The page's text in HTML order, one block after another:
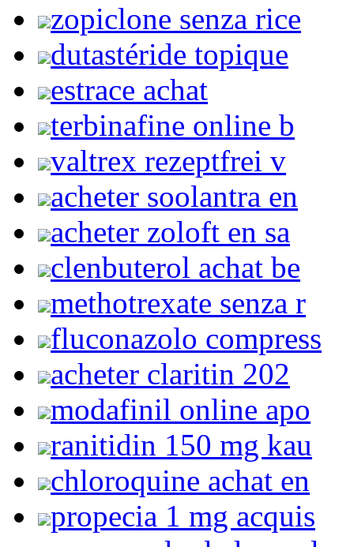
zopiclone senza rice
dutastéride topique
estrace achat
terbinafine online b
valtrex rezeptfrei v
acheter soolantra en
acheter zoloft en sa
clenbuterol achat be
methotrexate senza r
fluconazolo compress
acheter claritin 202
modafinil online apo
ranitidin 150 mg kau
chloroquine achat en
propecia 1 mg acquis